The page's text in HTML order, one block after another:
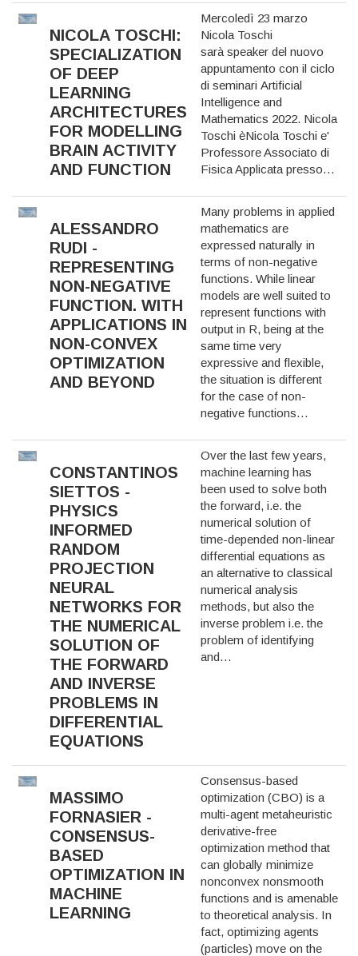
NICOLA TOSCHI:
SPECIALIZATION
OF DEEP
LEARNING
ARCHITECTURES
FOR MODELLING
BRAIN ACTIVITY
AND FUNCTION
Mercoledì 23 marzo
Nicola Toschi
sarà speaker del nuovo
appuntamento con il ciclo
di seminari Artificial
Intelligence and
Mathematics 2022. Nicola
Toschi èNicola Toschi e'
Professore Associato di
Fisica Applicata presso…
ALESSANDRO
RUDI -
REPRESENTING
NON-NEGATIVE
FUNCTION. WITH
APPLICATIONS IN
NON-CONVEX
OPTIMIZATION
AND BEYOND
Many problems in applied
mathematics are
expressed naturally in
terms of non-negative
functions. While linear
models are well suited to
represent functions with
output in R, being at the
same time very
expressive and flexible,
the situation is different
for the case of non-
negative functions…
CONSTANTINOS
SIETTOS -
PHYSICS
INFORMED
RANDOM
PROJECTION
NEURAL
NETWORKS FOR
THE NUMERICAL
SOLUTION OF
THE FORWARD
AND INVERSE
PROBLEMS IN
DIFFERENTIAL
EQUATIONS
Over the last few years,
machine learning has
been used to solve both
the forward, i.e. the
numerical solution of
time-depended non-linear
differential equations as
an alternative to classical
numerical analysis
methods, but also the
inverse problem i.e. the
problem of identifying
and…
MASSIMO
FORNASIER -
CONSENSUS-
BASED
OPTIMIZATION IN
MACHINE
LEARNING
Consensus-based
optimization (CBO) is a
multi-agent metaheuristic
derivative-free
optimization method that
can globally minimize
nonconvex nonsmooth
functions and is amenable
to theoretical analysis. In
fact, optimizing agents
(particles) move on the